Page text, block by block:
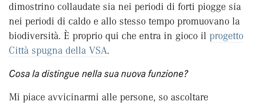
dimostrino collaudate sia nei periodi di forti piogge sia
nei periodi di caldo e allo stesso tempo promuovano la
biodiversità. È proprio qui che entra in gioco il progetto
Città spugna della VSA.
Cosa la distingue nella sua nuova funzione?
Mi piace avvicinarmi alle persone, so ascoltare